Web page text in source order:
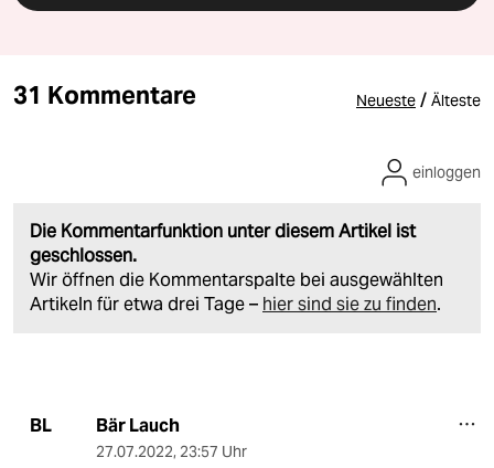
31 Kommentare Neueste / Älteste
Die Kommentarfunktion unter diesem Artikel ist
geschlossen.
Wir öffnen die Kommentarspalte bei ausgewählten
Artikeln für etwa drei Tage – hier sind sie zu finden.
einloggen
BL Bär Lauch
27.07.2022, 23:57 Uhr